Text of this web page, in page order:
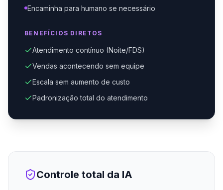
Encaminha para humano se necessário
BENEFÍCIOS DIRETOS
Atendimento contínuo (Noite/FDS)
Vendas acontecendo sem equipe
Escala sem aumento de custo
Padronização total do atendimento
Controle total da IA